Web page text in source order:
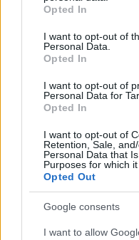
use your data for below
consent section.
Opted In
I want to opt-out of
Personal Data.
Opted In
I want to opt-out of
Personal Data for
Opted In
I want to opt-out of
Retention, Sale,
Personal Data that
Purposes for which it
Opted Out
Google consents
I want to allow
olyan időszakból (az